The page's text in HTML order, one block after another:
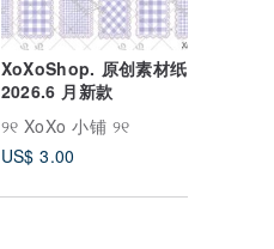
XoXoShop. 原创素材纸
2026.6 月新款
୨୧ XoXo 小铺 ୨୧
US$ 3.00